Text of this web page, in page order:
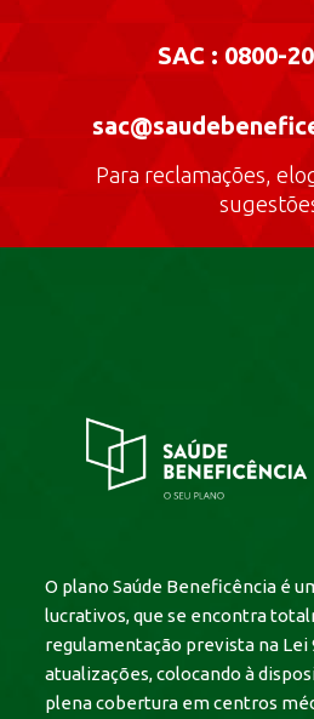
SAC : 0800-
Para reclamações,
O plano Saúde Beneficência é
lucrativos, que se encontra
regulamentação prevista na Lei
atualizações, colocando à
plena cobertura em centros